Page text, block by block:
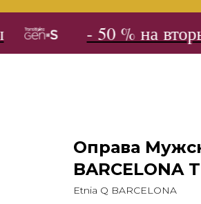
- 50 % на
Оправа
BARCELONA
Etnia Q BARCELONA